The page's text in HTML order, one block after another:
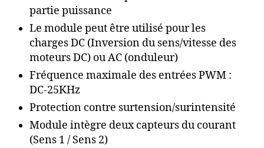
partie puissance
Le module peut être utilisé pour les
charges DC (Inversion du sens/vitesse des
moteurs DC) ou AC (onduleur)
Fréquence maximale des entrées PWM :
DC-25KHz
Protection contre surtension/surintensité
Module intègre deux capteurs du courant
(Sens 1 / Sens 2)